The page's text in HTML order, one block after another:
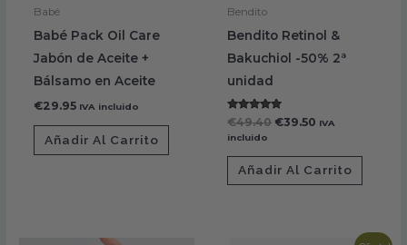
Babé
Babé Pack Oil Care
Jabón de Aceite +
Bálsamo en Aceite
€29.95 IVA incluido
Añadir Al Carrito
Bendito
Bendito Retinol &
Bakuchiol -50% 2ª
unidad
Valorado con
5.00
de 5
€49.40 €39.50 IVA
incluido
Añadir Al Carrito